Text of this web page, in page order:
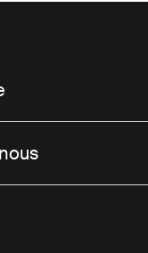
Facebook
on Instagram
Thule on